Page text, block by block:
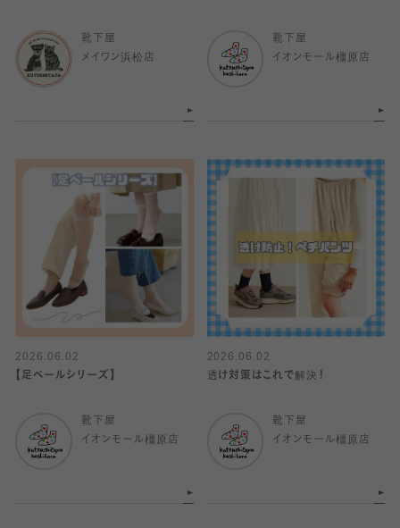
靴下屋
メイワン浜松店
靴下屋
イオンモール橿原店
2026.06.02
【足ベールシリーズ】
靴下屋
イオンモール橿原店
2026.06.02
透け対策はこれで解決！
靴下屋
イオンモール橿原店